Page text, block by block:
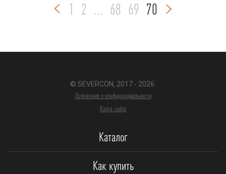
1 2 ... 68 69 70
© SEVERCON, 2017 - 2026.
Положение о конфиденциальности
Карта сайта
Каталог
Как купить